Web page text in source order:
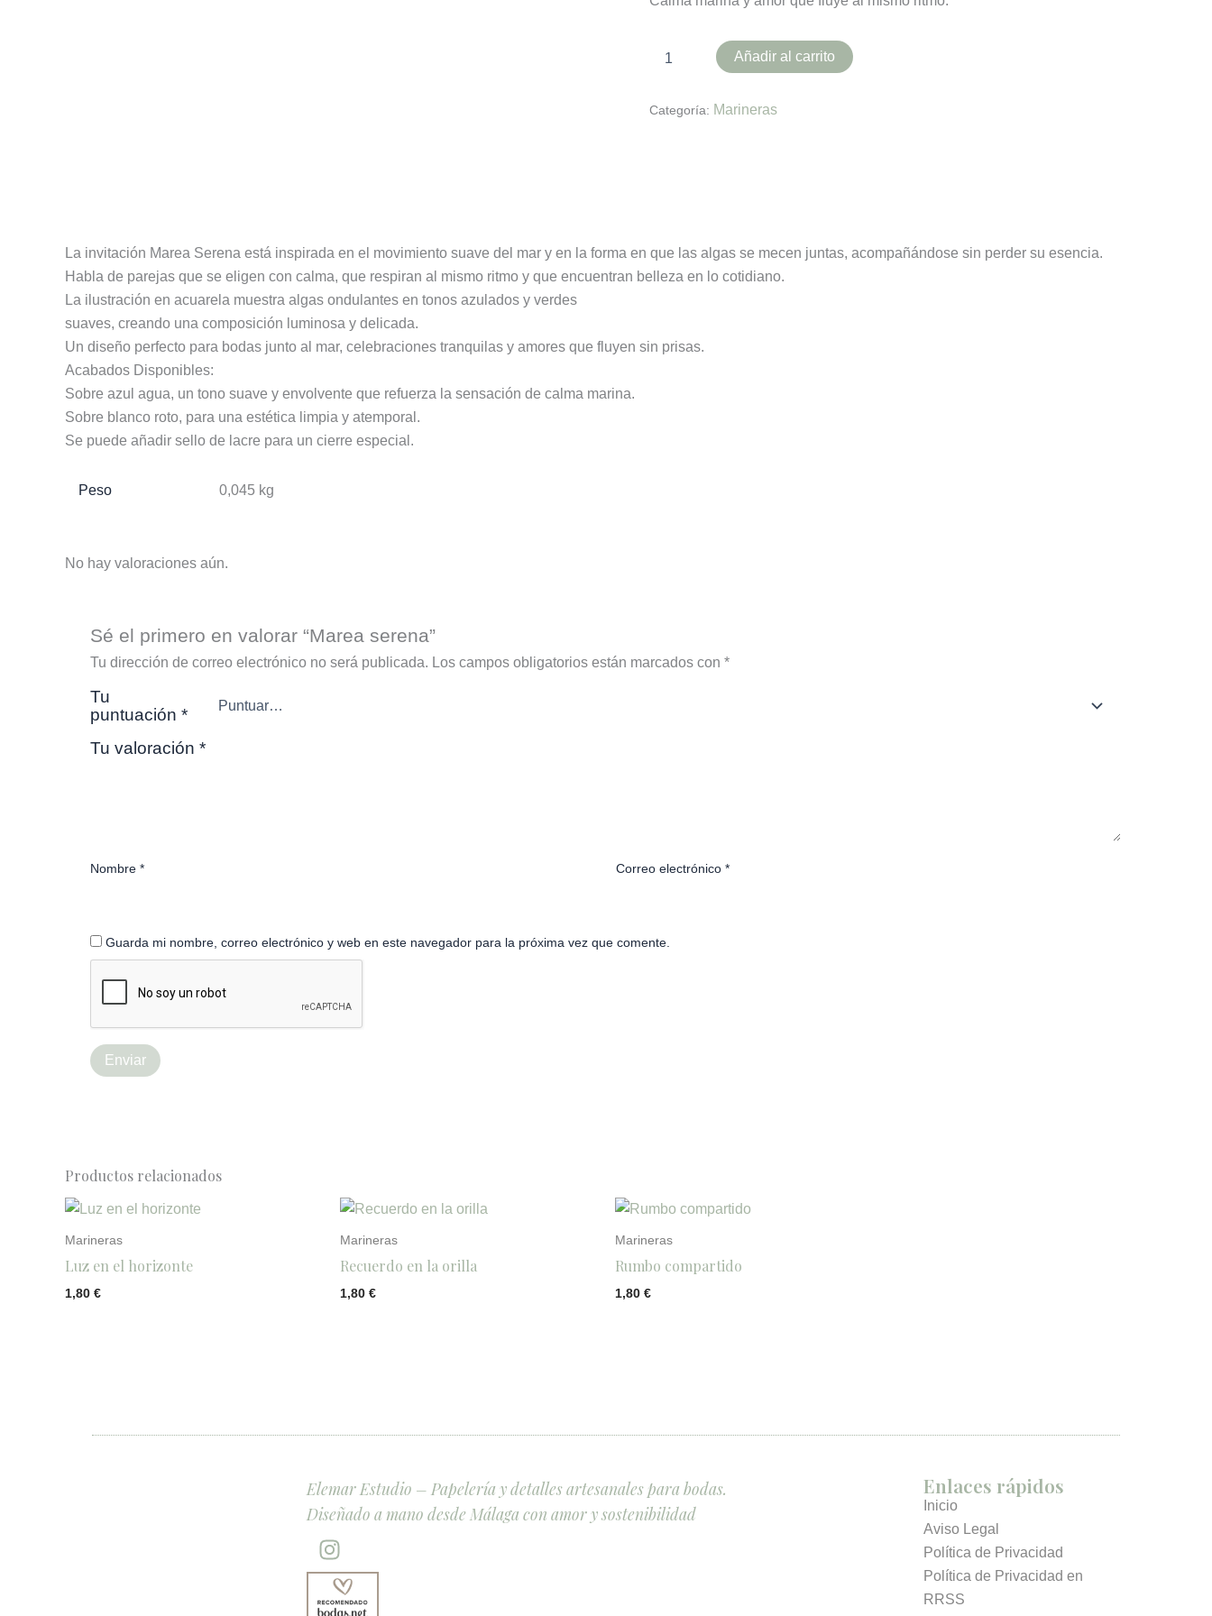
Añadir al carrito
Categoría: Marineras
La invitación Marea Serena está inspirada en el movimiento suave del mar y en la forma en que las algas se mecen juntas, acompañándose sin perder su esencia.
Habla de parejas que se eligen con calma, que respiran al mismo ritmo y que encuentran belleza en lo cotidiano.
La ilustración en acuarela muestra algas ondulantes en tonos azulados y verdes
suaves, creando una composición luminosa y delicada.
Un diseño perfecto para bodas junto al mar, celebraciones tranquilas y amores que fluyen sin prisas.
Acabados Disponibles:
Sobre azul agua, un tono suave y envolvente que refuerza la sensación de calma marina.
Sobre blanco roto, para una estética limpia y atemporal.
Se puede añadir sello de lacre para un cierre especial.
Peso 0,045 kg
No hay valoraciones aún.
Sé el primero en valorar “Marea serena”
Tu dirección de correo electrónico no será publicada. Los campos obligatorios están marcados con *
Tu
puntuación *
Tu valoración *
Nombre * Correo electrónico*
Guarda mi nombre, correo electrónico y web en este navegador para la próxima vez que comente.
Productos relacionados
Marineras
Luz en el horizonte
1,80 €
Marineras
Recuerdo en la orilla
1,80 €
Marineras
Rumbo compartido
1,80 €
Elemar Estudio – Papelería y detalles artesanales para bodas.
Diseñado a mano desde Málaga con amor y sostenibilidad
I
n
s
t
Enlaces rápidos
Inicio
Aviso Legal
Política de Privacidad
Política de Privacidad en
RRSS